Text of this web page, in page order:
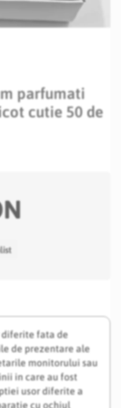
parfumati
cutie 50 de
diferite fata de
de prezentare ale
monitorului sau
in care au fost
usor diferite a
cu ochiul